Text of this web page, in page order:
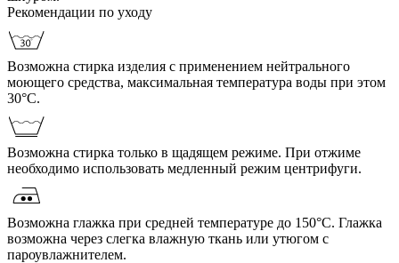
Рекомендации по уходу
Возможна стирка изделия с применением нейтрального
моющего средства, максимальная температура воды при этом
30°С.
Возможна стирка только в щадящем режиме. При отжиме
необходимо использовать медленный режим центрифуги.
Возможна глажка при средней температуре до 150°С. Глажка
возможна через слегка влажную ткань или утюгом с
пароувлажнителем.